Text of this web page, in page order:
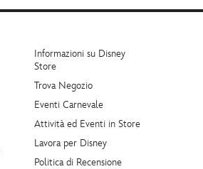
Informazioni su Disney
Store
Trova Negozio
Eventi Carnevale
Attività ed Eventi in Store
Lavora per Disney
Politica di Recensione